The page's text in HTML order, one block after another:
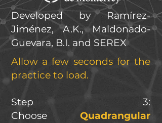
Developed by Ramírez-
Jiménez, A.K., Maldonado-
Guevara, B.I. and SEREX
Allow a few seconds for the
practice to load.
Step 3:
Choose Quadrangular